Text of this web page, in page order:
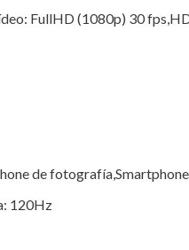
FullHD (1080p) 30
de
120Hz